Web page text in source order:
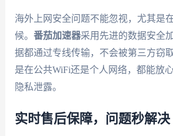
海外上网安全问题不能忽视，尤其是
候。 番茄加速器采用先进的数据安全
据都通过专线传输，不会被第三方窃
是在公共WiFi还是个人网络，都能放
隐私泄露。
实时售后保障，问题秒解决